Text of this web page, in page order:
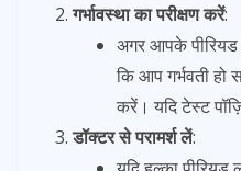
गर्भावस्था का परीक्षण करें:
अगर आपके
कि आप गर्भवती
करें। यदि टेस्ट
डॉक्टर से परामर्श लें: